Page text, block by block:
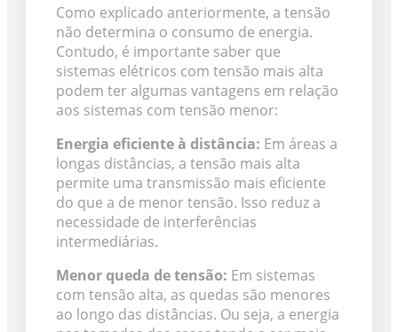
Como explicado anteriormente, a tensão
não determina o consumo de energia.
Contudo, é importante saber que
sistemas elétricos com tensão mais alta
podem ter algumas vantagens em relação
aos sistemas com tensão menor:
Energia eficiente à distância: Em áreas a
longas distâncias, a tensão mais alta
permite uma transmissão mais eficiente
do que a de menor tensão. Isso reduz a
necessidade de interferências
intermediárias.
Menor queda de tensão: Em sistemas
com tensão alta, as quedas são menores
ao longo das distâncias. Ou seja, a energia